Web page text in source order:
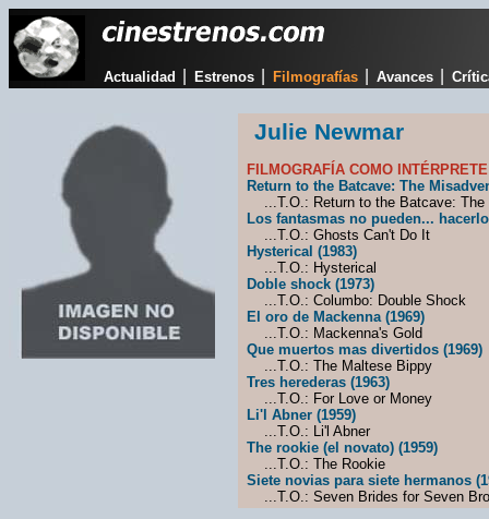
Actualidad Estrenos Filmografías Avances
Julie Newmar
FILMOGRAFÍA COMO
Return to the Batcave: The
...T.O.: Return to the Batcave: The
Los fantasmas no pueden... hacerlo
...T.O.: Ghosts Can't Do It
Hysterical (1983)
...T.O.: Hysterical
Doble shock (1973)
...T.O.: Columbo: Double Shock
El oro de Mackenna (1969)
...T.O.: Mackenna's Gold
Que muertos mas divertidos (1969)
...T.O.: The Maltese Bippy
Tres herederas (1963)
...T.O.: For Love or Money
Li'l Abner (1959)
...T.O.: Li'l Abner
The rookie (el novato) (1959)
...T.O.: The Rookie
Siete novias para siete hermanos
...T.O.: Seven Brides for Seven